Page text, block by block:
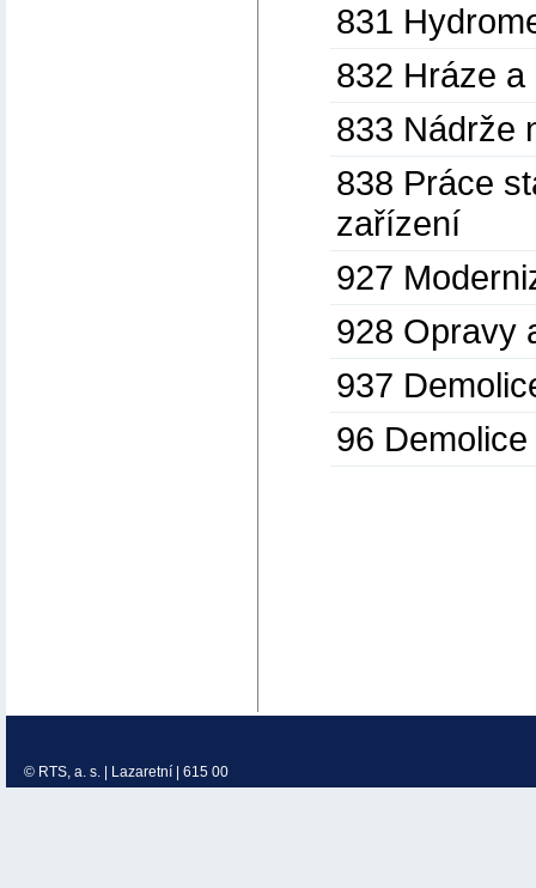
831
832 Hráze
833 Nádrže
838 Práce
zařízení
927
928 Opravy
937
96 Demolice
© RTS, a. s. | Lazaretní | 615 00